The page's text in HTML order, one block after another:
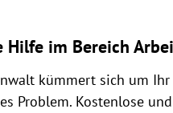
Hilfe im Bereich
kümmert sich um Ihr
Problem. Kostenlose und